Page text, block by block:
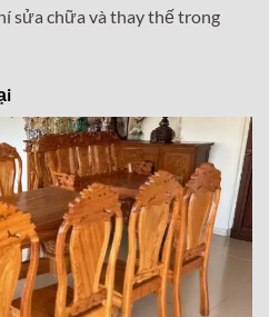
sửa chữa và thay thế trong